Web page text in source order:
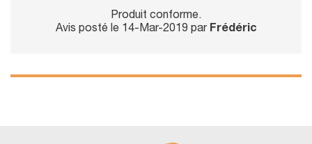
Produit conforme.
Avis posté le 14-Mar-2019 par Frédéric